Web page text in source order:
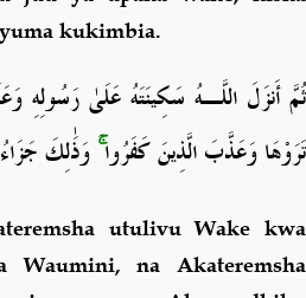
kukimbia.
ثُمَّ أَنزَلَ اللَّـهُ سَكِينَتَهُ عَلَىٰ رَسُولِهِ
تَرَوْهَا وَعَذَّبَ الَّذِينَ كَفَرُواۚوَذَٰلِكَ
utulivu Wake kwa
Waumini, na Akateremsha